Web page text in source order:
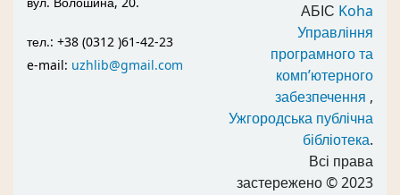
тел.: +38 (0312 )61-42-23
e-mail: uzhlib@gmail.com
АБІС Koha
Управління
програмного та
комп’ютерного
забезпечення ,
Ужгородська публічна
бібліотека.
Всі права
застережено© 2023